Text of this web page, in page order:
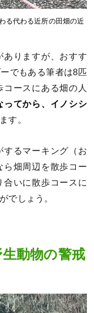
る代わる近所の田畑の近
ありますが、おすす
でもある筆者は8匹
ースにある畑の人
ってから、イノシシ
す。
するマーキング（お
ら畑周辺を散歩コー
合いに散歩コースに
でしょう。
動物の警戒